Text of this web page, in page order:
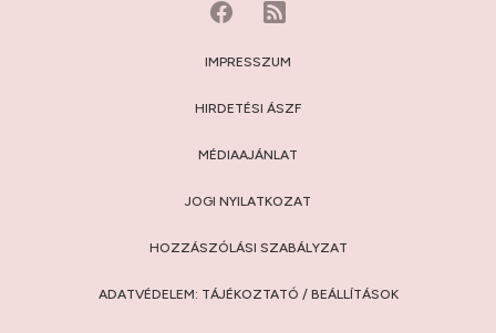
IMPRESSZUM
HIRDETÉSI ÁSZF
MÉDIAAJÁNLAT
JOGI NYILATKOZAT
HOZZÁSZÓLÁSI SZABÁLYZAT
ADATVÉDELEM: TÁJÉKOZTATÓ / BEÁLLÍTÁSOK